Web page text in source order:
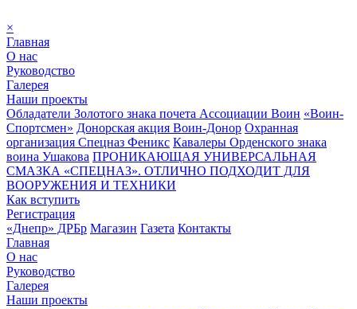
×
Главная
О нас
Руководство
Галерея
Наши проекты
Обладатели Золотого знака почета Ассоциации Воин «Воин-
Спортсмен» Донорская акция Воин-Донор Охранная
организация Спецназ Феникс Кавалеры Орденского знака
воина Ушакова ПРОНИКАЮЩАЯ УНИВЕРСАЛЬНАЯ
СМАЗКА «СПЕЦНАЗ». ОТЛИЧНО ПОДХОДИТ ДЛЯ
ВООРУЖЕНИЯ И ТЕХНИКИ
Как вступить
Регистрация
«Днепр» ДРБр Магазин Газета Контакты
Главная
О нас
Руководство
Галерея
Наши проекты